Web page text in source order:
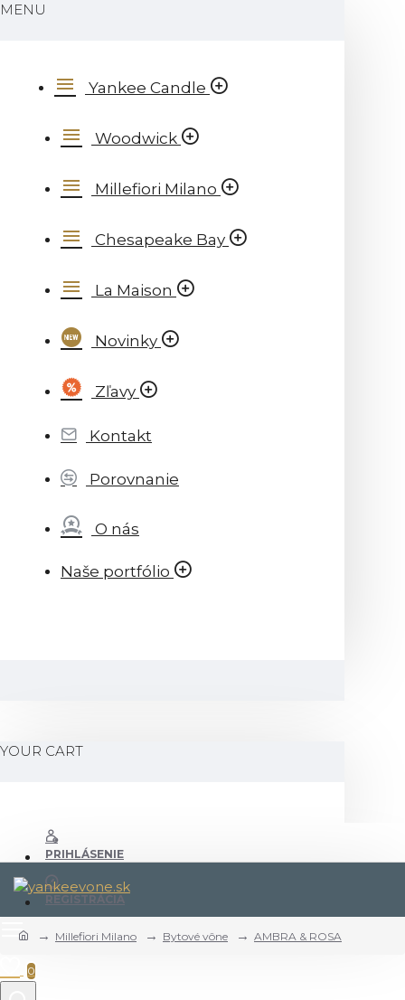
MENU
Yankee Candle
Woodwick
Millefiori Milano
Chesapeake Bay
La Maison
Novinky
Zľavy
Kontakt
Porovnanie
O nás
Naše portfólio
YOUR CART
PRIHLÁSENIE
REGISTRÁCIA
0
Millefiori Milano Bytové vône AMBRA & ROSA